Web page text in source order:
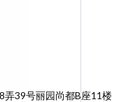
弄39号丽园尚都B座11楼